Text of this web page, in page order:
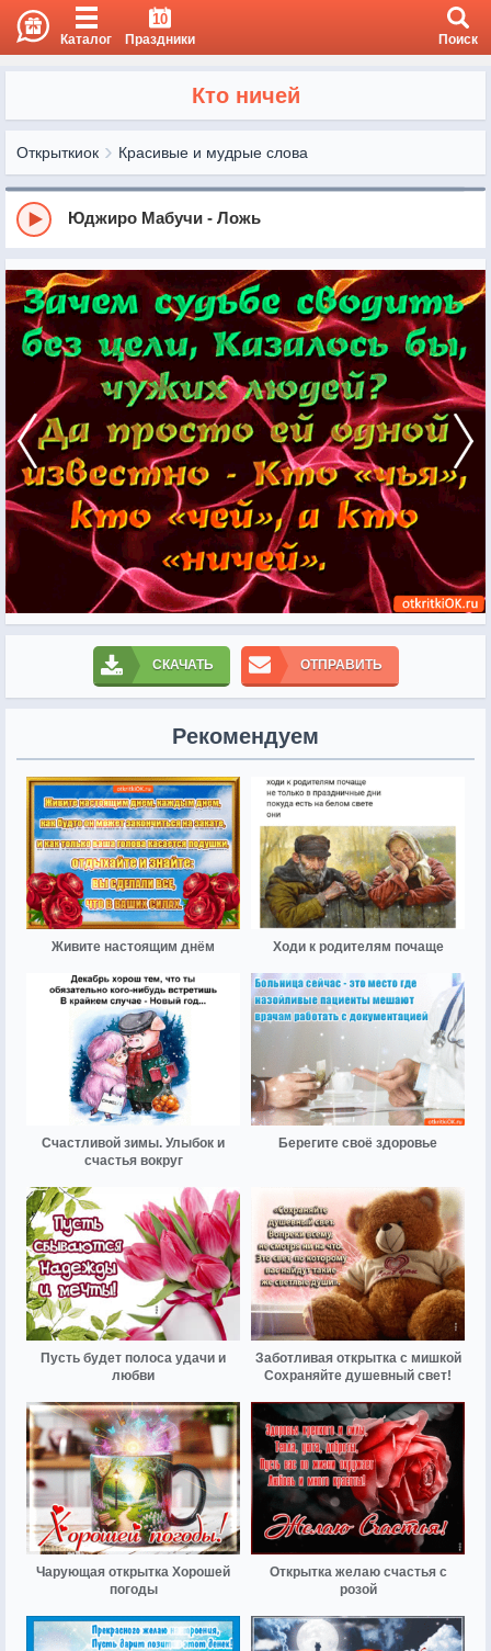
Каталог
10
Праздники Поиск
Кто ничей
Открыткиок Красивые и мудрые слова
Юджиро Мабучи - Ложь
СКАЧАТЬ ОТПРАВИТЬ
Рекомендуем
Живите настоящим днём Ходи к родителям почаще
Счастливой зимы. Улыбок и
счастья вокруг
Берегите своё здоровье
Пусть будет полоса удачи и
любви
Заботливая открытка с мишкой
Сохраняйте душевный свет!
Чарующая открытка Хорошей
погоды
Открытка желаю счастья с
розой